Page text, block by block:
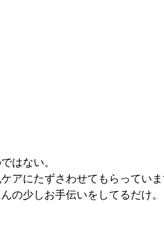
はない。
アにたずさわせてもらっていま
の少しお手伝いをしてるだけ。